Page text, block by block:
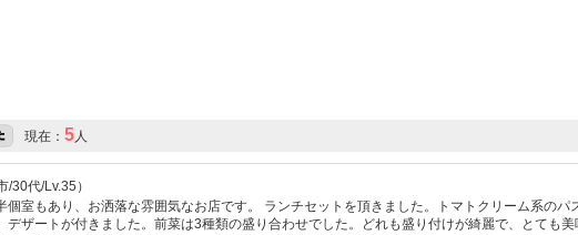
現在： 5人
30代/Lv.35）
個室もあり、お洒落な雰囲気なお店です。 ランチセットを頂きました。トマトクリーム系のパ
デザートが付きました。前菜は3種類の盛り合わせでした。どれも盛り付けが綺麗で、とても美